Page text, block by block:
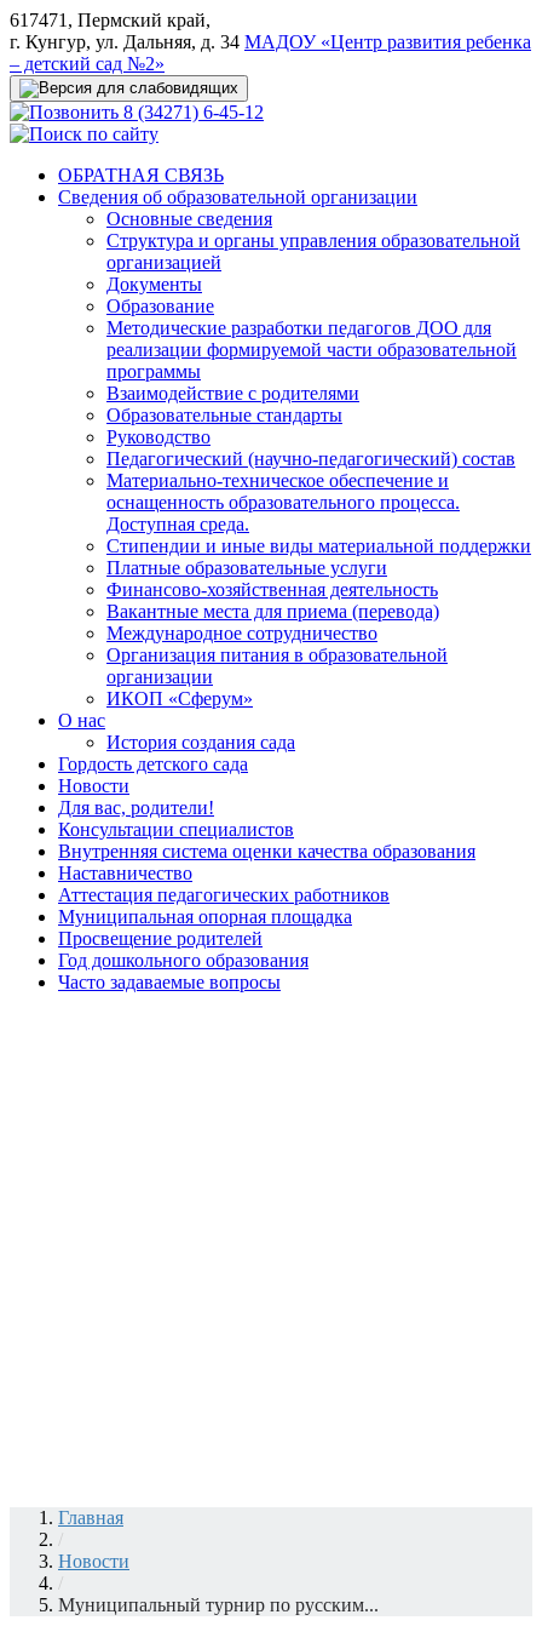
617471, Пермский край,
г. Кунгур, ул. Дальняя, д. 34 МАДОУ «Центр развития ребенка
– детский сад №2»
8 (34271) 6-45-12
ОБРАТНАЯ СВЯЗЬ
Сведения об образовательной организации
Основные сведения
Структура и органы управления образовательной
организацией
Документы
Образование
Методические разработки педагогов ДОО для
реализации формируемой части образовательной
программы
Взаимодействие с родителями
Образовательные стандарты
Руководство
Педагогический (научно-педагогический) состав
Материально-техническое обеспечение и
оснащенность образовательного процесса.
Доступная среда.
Стипендии и иные виды материальной поддержки
Платные образовательные услуги
Финансово-хозяйственная деятельность
Вакантные места для приема (перевода)
Международное сотрудничество
Организация питания в образовательной
организации
ИКОП «Сферум»
О нас
История создания сада
Гордость детского сада
Новости
Для вас, родители!
Консультации специалистов
Внутренняя система оценки качества образования
Наставничество
Аттестация педагогических работников
Муниципальная опорная площадка
Просвещение родителей
Год дошкольного образования
Часто задаваемые вопросы
Главная
/
Новости
/
Муниципальный турнир по русским...